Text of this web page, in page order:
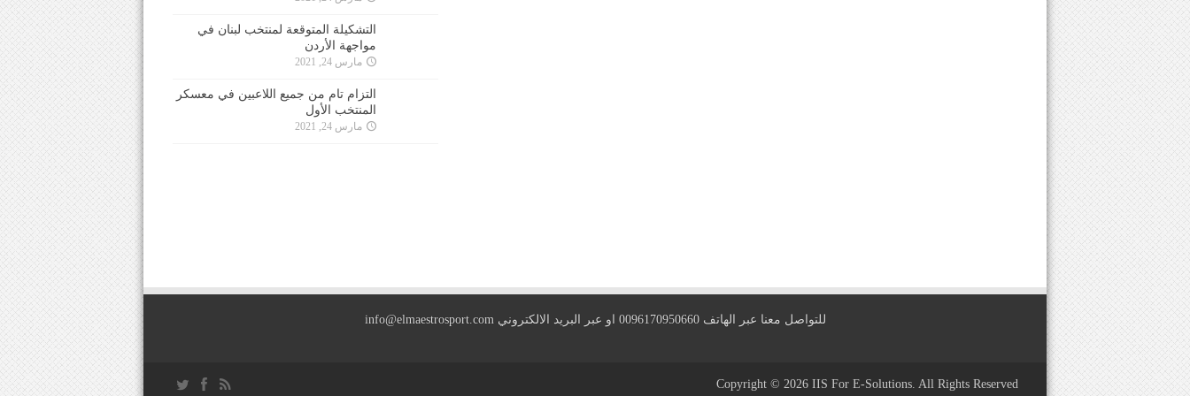
التشكيلة المتوقعة لمنتخب لبنان في
مواجهة الأردن
مارس 24, 2021
التزام تام من جميع اللاعبين في معسكر
المنتخب الأول
مارس 24, 2021
للتواصل معنا عبر الهاتف 0096170950660 او عبر البريد الالكتروني info@elmaestrosport.com
Copyright © 2026 IIS For E-Solutions. All Rights Reserved